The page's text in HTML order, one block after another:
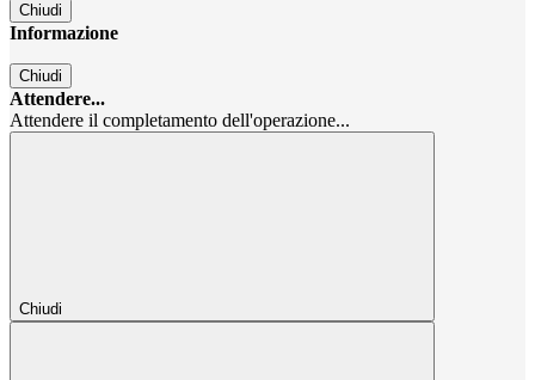
Chiudi
Informazione
Chiudi
Attendere...
Attendere il completamento dell'operazione...
Chiudi